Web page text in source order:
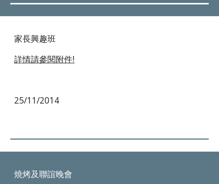
家長興趣班
詳情請參閱附件!
25/11/2014
燒烤及聯誼晚會